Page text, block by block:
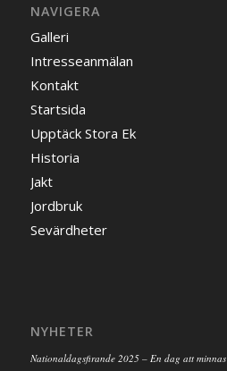
NAVIGERA
Galleri
Intresseanmälan
Kontakt
Startsida
Upptäck Stora Ek
Historia
Jakt
Jordbruk
Sevärdheter
NYHETER
Nationaldagsfirande 2025 – En dag att minnas